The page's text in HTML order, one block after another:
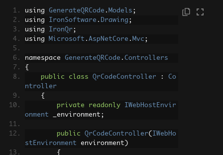
using GenerateQRCode . Models ;
using IronSoftware . Drawing ;
using IronQr ;
using Microsoft . AspNetCore . Mvc ;
namespace GenerateQRCode . Controllers
{
public
class QrCodeController :
Co
ntroller
{
private
readonly
IWebHostEnvir
onment _environment ;
public QrCodeController( IWebHo
stEnvironment environment )
{